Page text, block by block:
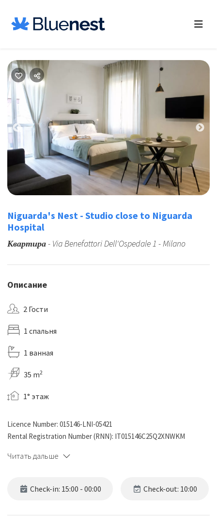
Previous
Niguarda's Nest - Studio close to Niguarda
Hospital
Квартира- Via Benefattori Dell'Ospedale 1 - Milano
Описание
2 Гости
1 cпальня
1 ванная
35 m2
1° этаж
Licence Number: 015146-LNI-05421
Rental Registration Number (RNN): IT015146C25Q2XNWKM
Читать дальше
Check-in: 15:00 - 00:00 Check-out: 10:00